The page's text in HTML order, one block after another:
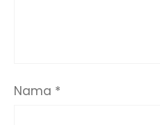
Nama *